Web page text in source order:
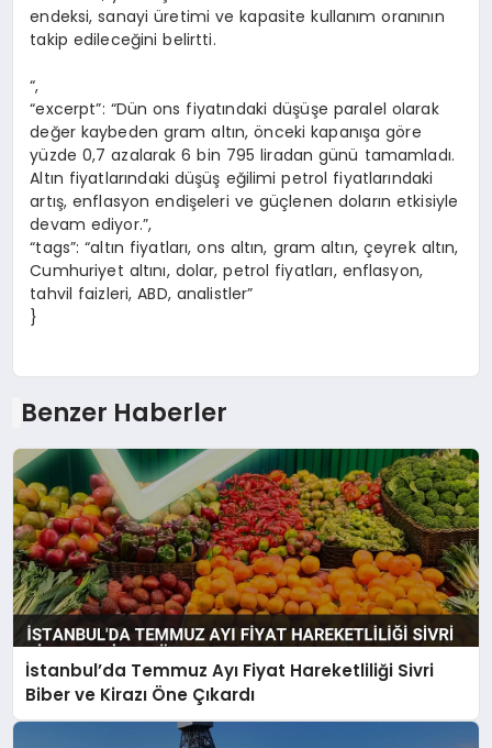
endeksi, sanayi üretimi ve kapasite kullanım oranının
takip edileceğini belirtti.
“,
“excerpt”: “Dün ons fiyatındaki düşüşe paralel olarak
değer kaybeden gram altın, önceki kapanışa göre
yüzde 0,7 azalarak 6 bin 795 liradan günü tamamladı.
Altın fiyatlarındaki düşüş eğilimi petrol fiyatlarındaki
artış, enflasyon endişeleri ve güçlenen doların etkisiyle
devam ediyor.”,
“tags”: “altın fiyatları, ons altın, gram altın, çeyrek altın,
Cumhuriyet altını, dolar, petrol fiyatları, enflasyon,
tahvil faizleri, ABD, analistler”
}
Benzer Haberler
İstanbul’da Temmuz Ayı Fiyat Hareketliliği Sivri
Biber ve Kirazı Öne Çıkardı